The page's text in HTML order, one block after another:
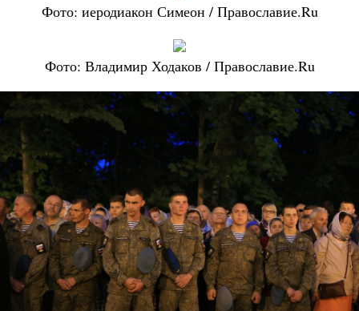
Фото: иеродиакон Симеон / Православие.Ru
Фото: Владимир Ходаков / Православие.Ru